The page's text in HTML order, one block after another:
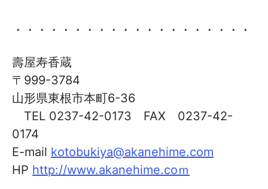
・・・・・・・・・・・・・・・・・・・・
壽屋寿香蔵
〒999-3784
山形県東根市本町6-36
TEL 0237-42-0173 FAX 0237-42-
0174
E-mail kotobukiya@akanehime.com
HP http://www.akanehime.coｍ